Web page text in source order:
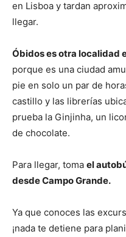
en Lisboa y tardan
llegar.
Óbidos es otra localidad
porque es una ciudad
pie en solo un par de
castillo y las librerías
prueba la Ginjinha, un
de chocolate.
Para llegar, toma el
desde Campo Grande.
Ya que conoces las
¡nada te detiene para